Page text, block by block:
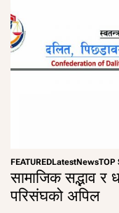
FEATUREDLatestNewsTOP
सामाजिक सद्भाव र
परिसंघको अपिल